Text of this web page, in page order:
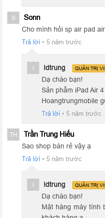
Hiệu năng khủng với chip
hợp cùng 6GB RAM
Thông thường, Apple sẽ
có một sự thay đổi lớn so
4G 256GB cũ 99%là sản
dụng chip A14 Bionic mới nhất
S Sonn
Cho mình hỏi sp air pad
Trả lời • 5 năm trước
I Idtrung QUẢN TRỊ
Dạ chào bạn!
Sản phẩm iPad Air
Hoangtrungmobile
Trả lời • 5 năm trước
TH Trần Trung Hiếu
Sao shop bán rẻ vậy ạ
Trả lời • 5 năm trước
I Idtrung QUẢN TRỊ
Dạ chào bạn!
Mặt hàng máy tính